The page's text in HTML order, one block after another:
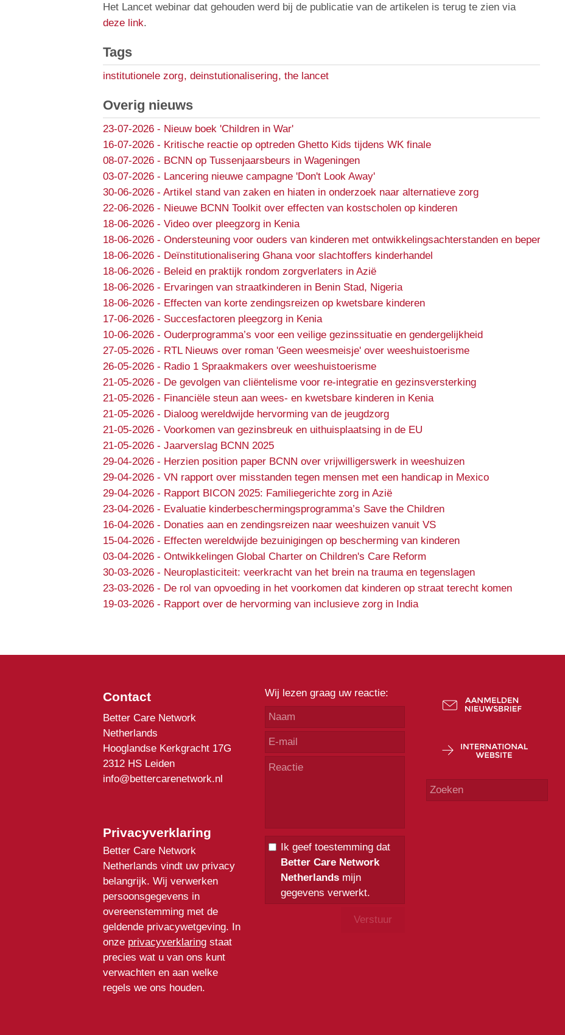
Het Lancet webinar dat gehouden werd bij de publicatie van de artikelen is terug te zien via
deze link.
Tags
institutionele zorg, deinstutionalisering, the lancet
Overig nieuws
23-07-2026- Nieuw boek 'Children in War'
16-07-2026- Kritische reactie op optreden Ghetto Kids tijdens WK finale
08-07-2026- BCNN op Tussenjaarsbeurs in Wageningen
03-07-2026- Lancering nieuwe campagne 'Don't Look Away'
30-06-2026- Artikel stand van zaken en hiaten in onderzoek naar alternatieve zorg
22-06-2026- Nieuwe BCNN Toolkit over effecten van kostscholen op kinderen
18-06-2026- Video over pleegzorg in Kenia
18-06-2026- Ondersteuning voor ouders van kinderen met ontwikkelingsachterstanden en beperkingen
18-06-2026- Deïnstitutionalisering Ghana voor slachtoffers kinderhandel
18-06-2026- Beleid en praktijk rondom zorgverlaters in Azië
18-06-2026- Ervaringen van straatkinderen in Benin Stad, Nigeria
18-06-2026- Effecten van korte zendingsreizen op kwetsbare kinderen
17-06-2026- Succesfactoren pleegzorg in Kenia
10-06-2026- Ouderprogramma’s voor een veilige gezinssituatie en gendergelijkheid
27-05-2026- RTL Nieuws over roman 'Geen weesmeisje' over weeshuistoerisme
26-05-2026- Radio 1 Spraakmakers over weeshuistoerisme
21-05-2026- De gevolgen van cliëntelisme voor re-integratie en gezinsversterking
21-05-2026- Financiële steun aan wees- en kwetsbare kinderen in Kenia
21-05-2026- Dialoog wereldwijde hervorming van de jeugdzorg
21-05-2026- Voorkomen van gezinsbreuk en uithuisplaatsing in de EU
21-05-2026- Jaarverslag BCNN 2025
29-04-2026- Herzien position paper BCNN over vrijwilligerswerk in weeshuizen
29-04-2026- VN rapport over misstanden tegen mensen met een handicap in Mexico
29-04-2026- Rapport BICON 2025: Familiegerichte zorg in Azië
23-04-2026- Evaluatie kinderbeschermingsprogramma’s Save the Children
16-04-2026- Donaties aan en zendingsreizen naar weeshuizen vanuit VS
15-04-2026- Effecten wereldwijde bezuinigingen op bescherming van kinderen
03-04-2026- Ontwikkelingen Global Charter on Children's Care Reform
30-03-2026- Neuroplasticiteit: veerkracht van het brein na trauma en tegenslagen
23-03-2026- De rol van opvoeding in het voorkomen dat kinderen op straat terecht komen
19-03-2026- Rapport over de hervorming van inclusieve zorg in India
Contact
Better Care Network
Netherlands
Hooglandse Kerkgracht 17G
2312 HS Leiden
info@bettercarenetwork.nl
Privacyverklaring
Better Care Network
Netherlands vindt uw privacy
belangrijk. Wij verwerken
persoonsgegevens in
overeenstemming met de
geldende privacywetgeving. In
onze privacyverklaringstaat
precies wat u van ons kunt
verwachten en aan welke
regels we ons houden.
Wij lezen graag uw reactie:
Ik geef toestemming dat
Better Care Network
Netherlandsmijn
gegevens verwerkt.